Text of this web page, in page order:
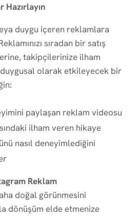
Hazırlayın
duygu içeren reklamlara
sıradan bir satış
takipçilerinize ilham
olarak etkileyecek bir
paylaşan reklam videosu
ilham veren hikaye
nasıl deneyimlediğini
Reklam
doğal görünmesini
dönüşüm elde etmenize